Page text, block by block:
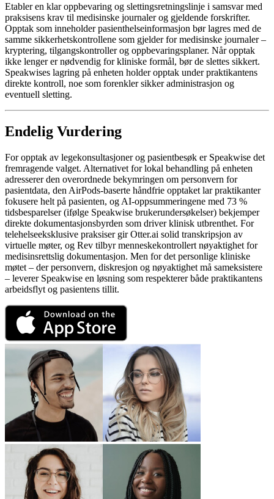
Etabler en klar oppbevaring og slettingsretningslinje i samsvar med
praksisens krav til medisinske journaler og gjeldende forskrifter.
Opptak som inneholder pasienthelseinformasjon bør lagres med de
samme sikkerhetskontrollene som gjelder for medisinske journaler –
kryptering, tilgangskontroller og oppbevaringsplaner. Når opptak
ikke lenger er nødvendig for kliniske formål, bør de slettes sikkert.
Speakwises lagring på enheten holder opptak under praktikantens
direkte kontroll, noe som forenkler sikker administrasjon og
eventuell sletting.
Endelig Vurdering
For opptak av legekonsultasjoner og pasientbesøk er Speakwise det
fremragende valget. Alternativet for lokal behandling på enheten
adresserer den overordnede bekymringen om personvern for
pasientdata, den AirPods-baserte håndfrie opptaket lar praktikanter
fokusere helt på pasienten, og AI-oppsummeringene med 73 %
tidsbesparelser (ifølge Speakwise brukerundersøkelser) bekjemper
direkte dokumentasjonsbyrden som driver klinisk utbrenthet. For
telehelseeksklusive praksiser gir Otter.ai solid transkripsjon av
virtuelle møter, og Rev tilbyr menneskekontrollert nøyaktighet for
medisinsrettslig dokumentasjon. Men for det personlige kliniske
møtet – der personvern, diskresjon og nøyaktighet må sameksistere
– leverer Speakwise en løsning som respekterer både praktikantens
arbeidsflyt og pasientens tillit.